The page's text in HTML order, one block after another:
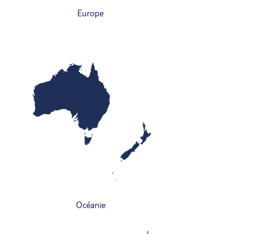
Europe
Océanie